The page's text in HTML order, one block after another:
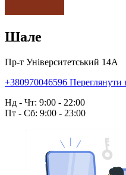
Шале
Пр-т Університетський 14А
+380970046596 Переглянути
Нд - Чт: 9:00 - 22:00
Пт - Сб: 9:00 - 23:00